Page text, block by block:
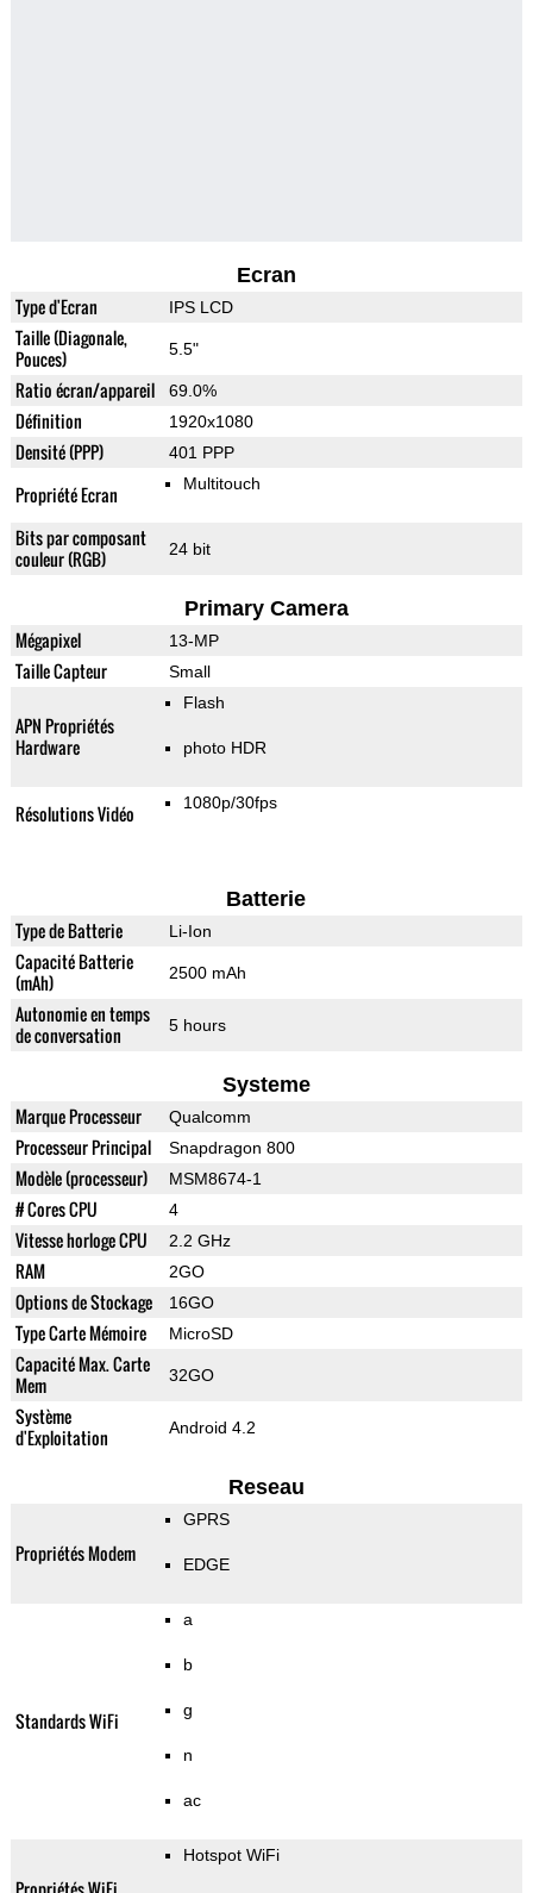
Ecran
Type d'Ecran IPS LCD
Taille (Diagonale,
Pouces)
5.5"
Ratio écran/appareil 69.0%
Définition 1920x1080
Densité (PPP) 401 PPP
Propriété Ecran Multitouch
Bits par composant
couleur (RGB)
24 bit
Primary Camera
Mégapixel 13-MP
Taille Capteur Small
APN Propriétés
Hardware
Flash
photo HDR
Résolutions Vidéo 1080p/30fps
Batterie
Type de Batterie Li-Ion
Capacité Batterie
(mAh)
2500 mAh
Autonomie en temps
de conversation
5 hours
Systeme
Marque Processeur Qualcomm
Processeur Principal Snapdragon 800
Modèle (processeur) MSM8674-1
# Cores CPU 4
Vitesse horloge CPU 2.2 GHz
RAM 2GO
Options de Stockage 16GO
Type Carte Mémoire MicroSD
Capacité Max. Carte
Mem
32GO
Système
d'Exploitation
Android 4.2
Reseau
Propriétés Modem
GPRS
EDGE
Standards WiFi
a
b
g
n
ac
Hotspot WiFi